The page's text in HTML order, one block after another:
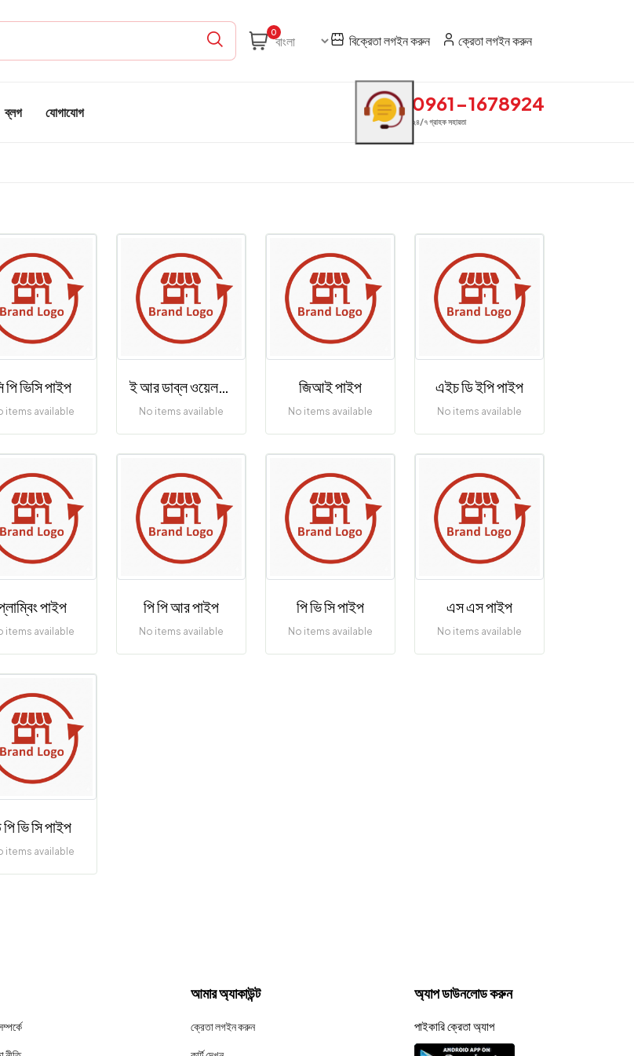
0
বিক্রেতা লগইন করুন ক্রেতা লগইন করুন
ব্লগ যোগাযোগ 0961-1678924
২৪/৭ গ্রাহক সহায়তা
পি ভিসি পাইপ
items available
ই আর ডাব্ল ওয়েলডেড পাইপ
No items available
জিআই পাইপ
No items available
এইচ ডি ইপি পাইপ
No items available
পাইপ
items available
পি পি আর পাইপ
No items available
পি ভি সি পাইপ
No items available
এস এস পাইপ
No items available
ভি সি পাইপ
items available
আমার অ্যাকাউন্ট
ক্রেতা লগইন করুন
অ্যাপ ডাউনলোড করুন
পাইকারি ক্রেতা অ্যাপ